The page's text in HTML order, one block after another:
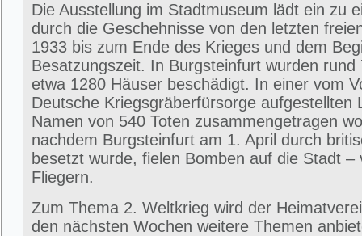
Die Ausstellung im Stadtmuseum lädt ein zu
durch die Geschehnisse von den letzten
1933 bis zum Ende des Krieges und dem
Besatzungszeit. In Burgsteinfurt wurden rund
etwa 1280 Häuser beschädigt. In einer vom
Deutsche Kriegsgräberfürsorge aufgestellten
Namen von 540 Toten zusammengetragen
nachdem Burgsteinfurt am 1. April durch
besetzt wurde, fielen Bomben auf die Stadt –
Fliegern.
Zum Thema 2. Weltkrieg wird der
den nächsten Wochen weitere Themen